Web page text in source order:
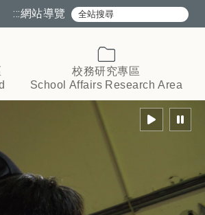
:::網站導覽
校務研究專區
School Affairs Research Area